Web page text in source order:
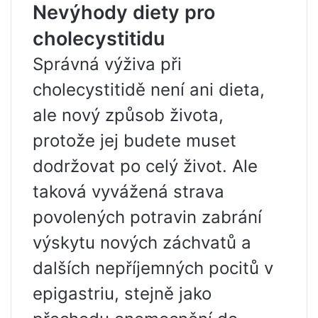
Nevýhody diety pro
cholecystitidu
Správná výživa při
cholecystitidě není ani dieta,
ale nový způsob života,
protože jej budete muset
dodržovat po celý život. Ale
taková vyvážená strava
povolených potravin zabrání
výskytu nových záchvatů a
dalších nepříjemných pocitů v
epigastriu, stejně jako